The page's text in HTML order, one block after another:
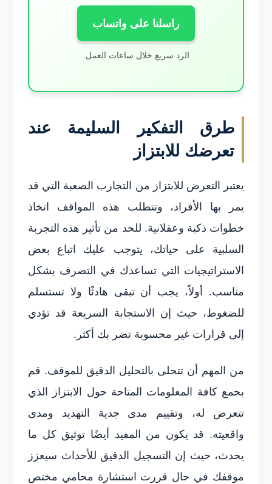
راسلنا على واتساب
الرد سريع خلال ساعات العمل.
طرق التفكير السليمة عند
تعرضك للابتزاز
يعتبر التعرض للابتزاز من التجارب الصعبة التي قد
يمر بها الأفراد، وتتطلب هذه المواقف اتخاذ
خطوات ذكية وعقلانية. للحد من تأثير هذه التجربة
السلبية على حياتك، يتوجب عليك اتباع بعض
الاستراتيجيات التي تساعدك في التصرف بشكل
مناسب. أولاً، يجب أن تبقى هادئًا ولا تستسلم
للضغوط، حيث إن الاستجابة السريعة قد تؤدي
إلى قرارات غير محسوبة تضر بك أكثر.
من المهم أن تتحلى بالتحليل الدقيق للموقف. قم
بجمع كافة المعلومات المتاحة حول الابتزاز الذي
تتعرض له، وتقييم مدى جدية التهديد ومدى
واقعيته. قد يكون من المفيد أيضًا توثيق كل ما
يحدث، حيث إن التسجيل الدقيق للأحداث سيعزز
موقفك في حال قررت استشارة محامي مختص